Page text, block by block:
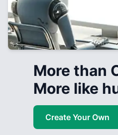
More than
More like
Create Your Own